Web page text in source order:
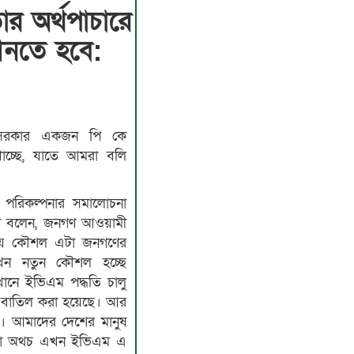
অর্থপাচারে
হবে:
একজন পি কে
যাতে আমরা বলি
সমালোচনা
বলেন, জনগণ আওয়ামী
কৌশল এটা জনগণের
নতুন কৌশল হচ্ছে
ইভিএম পদ্ধতি চালু
করা হয়েছে। আর
আমাদের দেশের মানুষ
অথচ এখন ইভিএম এ